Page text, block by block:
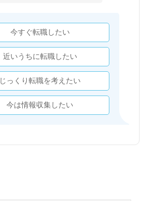
今すぐ転職したい
近いうちに転職したい
じっくり転職を考えたい
今は情報収集したい